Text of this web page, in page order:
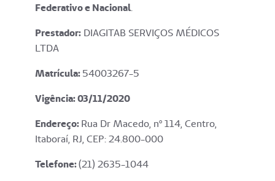
Federativo e Nacional.
Prestador: DIAGITAB SERVIÇOS MÉDICOS
LTDA
Matrícula:54003267-5
Vigência: 03/11/2020
Endereço:Rua Dr Macedo, nº 114, Centro,
Itaboraí, RJ, CEP: 24.800-000
Telefone:(21) 2635-1044